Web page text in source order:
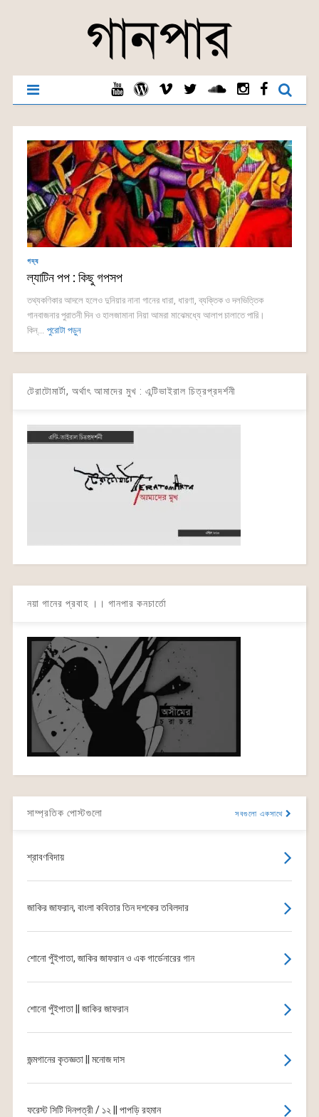
গদ্য
ল্যাটিন পপ : কিছু গপসপ
তথ্যকণিকার আদলে হলেও দুনিয়ার নানা গানের ধারা, ধারণা, ব্যক্তিক ও দলভিত্তিক
গানবাজনার পুরাতনী দিন ও হালজামানা নিয়া আমরা মাঝেমধ্যে আলাপ চালাতে পারি।
কিন্... পুরোটা পড়ুন
টেরাটোমার্টা, অর্থাৎ আমাদের মুখ : এন্টিভাইরাল চিত্রপ্রদর্শনী
নয়া গানের প্রবাহ ।। গানপার কনচার্তো
সাম্প্রতিক পোস্টগুলো সবগুলো একসাথে
শ্রাবণবিদায়
জাকির জাফরান, বাংলা কবিতার তিন দশকের তবিলদার
শোনো পুঁইপাতা, জাকির জাফরান ও এক গার্ডেনারের গান
শোনো পুঁইপাতা || জাকির জাফরান
জন্মগানের কৃতজ্ঞতা || মনোজ দাস
ফরেস্ট সিটি দিনপত্রী / ১২ || পাপড়ি রহমান